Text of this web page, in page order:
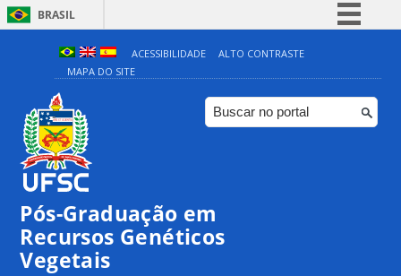
BRASIL
Simplifique!
Comunica BR
Participe
ACESSIBILIDADE
ALTO CONTRASTE
MAPA DO SITE
Pós-Graduação em
Recursos Genéticos
Vegetais